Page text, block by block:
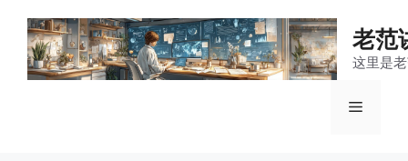
老范
这里是
菜